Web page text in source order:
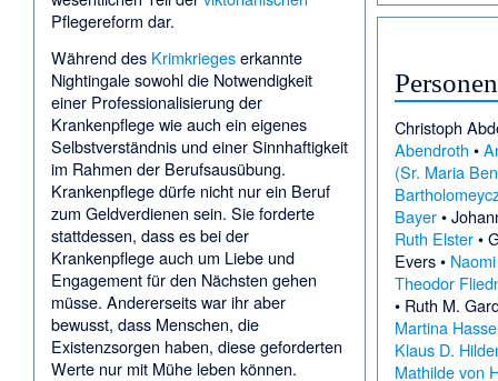
Pflegereform dar.
Während des Krimkriegeserkannte
Nightingale sowohl die Notwendigkeit
einer Professionalisierung der
Krankenpflege wie auch ein eigenes
Selbstverständnis und einer Sinnhaftigkeit
im Rahmen der Berufsausübung.
Krankenpflege dürfe nicht nur ein Beruf
zum Geldverdienen sein. Sie forderte
stattdessen, dass es bei der
Krankenpflege auch um Liebe und
Engagement für den Nächsten gehen
müsse. Andererseits war ihr aber
bewusst, dass Menschen, die
Existenzsorgen haben, diese geforderten
Werte nur mit Mühe leben können.
Personen
Christoph
Abendroth •
(Sr. Maria
Bayer•
Ruth Elster•
Evers•
Theodor
• Ruth M.
Martina
Klaus D.
Mathilde von